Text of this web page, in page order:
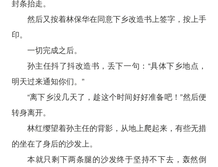
封条抬走。
然后又按着林保华在同意下乡改造书上签字，按上手
印。
一切完成之后。
孙主任抖了抖改造书，丢下一句：“具体下乡地点，
明天过来通知你们。”
“离下乡没几天了，趁这个时间好好准备吧！”然后便
转身离开。
林红缨望着孙主任的背影，从地上爬起来，有些无措
的坐在了身后的沙发上。
本就只剩下两条腿的沙发终于坚持不下去，轰然倒